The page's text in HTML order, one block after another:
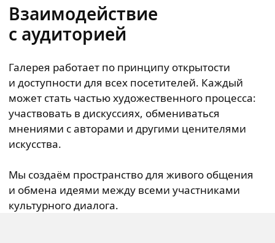
Взаимодействие
с аудиторией
Галерея работает по принципу открытости
и доступности для всех посетителей. Каждый
может стать частью художественного процесса:
участвовать в дискуссиях, обмениваться
мнениями с авторами и другими ценителями
искусства.
Мы создаём пространство для живого общения
и обмена идеями между всеми участниками
культурного диалога.